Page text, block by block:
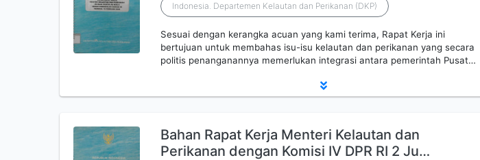
Indonesia. Departemen Kelautan dan Perikanan (DKP)
Sesuai dengan kerangka acuan yang kami terima, Rapat Kerja ini
bertujuan untuk membahas isu-isu kelautan dan perikanan yang secara
politis penanganannya memerlukan integrasi antara pemerintah Pusat…
Bahan Rapat Kerja Menteri Kelautan dan
Perikanan dengan Komisi IV DPR RI 2 Ju…